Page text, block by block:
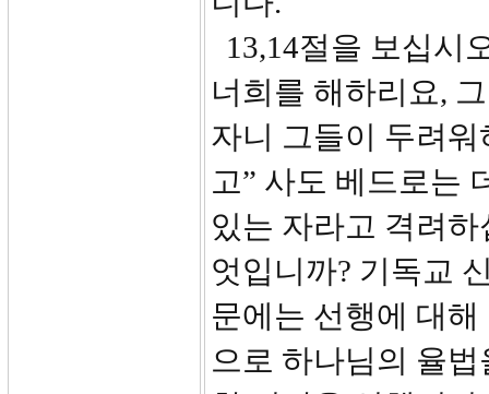
13,14절을 보십시
너희를 해하리요,
자니 그들이 두려
고” 사도 베드로는
있는 자라고 격려
엇입니까? 기독교
문에는 선행에 대
으로 하나님의 율